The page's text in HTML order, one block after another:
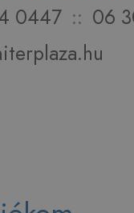
0447 :: 06